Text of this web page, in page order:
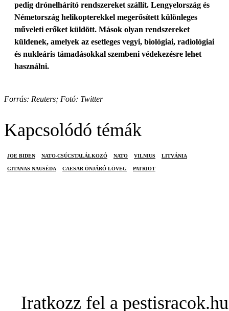
pedig drónelhárító rendszereket szállít. Lengyelország és
Németország helikopterekkel megerősített különleges
műveleti erőket küldött. Mások olyan rendszereket
küldenek, amelyek az esetleges vegyi, biológiai, radiológiai
és nukleáris támadásokkal szembeni védekezésre lehet
használni.
Forrás: Reuters; Fotó: Twitter
Kapcsolódó témák
JOE BIDEN NATO-CSÚCSTALÁLKOZÓ NATO VILNIUS LITVÁNIA
GITANAS NAUSĖDA CAESAR ÖNJÁRÓ LÖVEG PATRIOT
Iratkozz fel a pestisracok.hu